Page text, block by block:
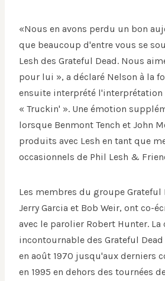
«Nous en avons perdu un bon
que beaucoup d'entre vous se
Lesh des Grateful Dead. Nous
pour lui », a déclaré Nelson à la
ensuite interprété l'interprétation
« Truckin' ». Une émotion
lorsque Benmont Tench et John
produits avec Lesh en tant que
occasionnels de Phil Lesh &
Les membres du groupe Grateful
Jerry Garcia et Bob Weir, ont co-
avec le parolier Robert Hunter. La
incontournable des Grateful
en août 1970 jusqu'aux derniers
en 1995 en dehors des tournées